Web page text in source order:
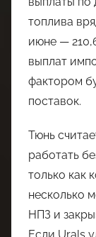
топлива
июне —
выплат
фактором
поставок.
Тюнь
работать
только как
несколько
НПЗ и